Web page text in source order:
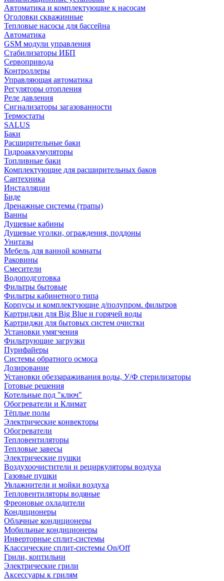
Автоматика и комплектующие к насосам
Оголовки скважинные
Тепловые насосы для бассейна
Автоматика
GSM модули управления
Стабилизаторы ИБП
Сервопривода
Контроллеры
Управляющая автоматика
Регуляторы отопления
Реле давления
Сигнализаторы загазованности
Термостаты
SALUS
Баки
Расширительные баки
Гидроаккумуляторы
Топливные баки
Комплектующие для расширительных баков
Сантехника
Инсталляции
Биде
Дренажные системы (трапы)
Ванны
Душевые кабины
Душевые уголки, ограждения, поддоны
Унитазы
Мебель для ванной комнаты
Раковины
Смесители
Водоподготовка
Фильтры бытовые
Фильтры кабинетного типа
Корпусы и комплектующие д/полупром. фильтров
Картриджи для Big Blue и горячей воды
Картриджи для бытовых систем очистки
Установки умягчения
Фильтрующие загрузки
Пурифайеры
Системы обратного осмоса
Дозирование
Установки обеззараживания воды, У/Ф стерилизаторы
Готовые решения
Котельные под "ключ"
Обогреватели и Климат
Тёплые полы
Электрические конвекторы
Обогреватели
Тепловентиляторы
Тепловые завесы
Электрические пушки
Воздухоочистители и рециркуляторы воздуха
Газовые пушки
Увлажнители и мойки воздуха
Тепловентиляторы водяные
Фреоновые охладители
Кондиционеры
Облачные кондиционеры
Мобильные кондиционеры
Инверторные сплит-системы
Классические сплит-системы On/Off
Грили, коптильни
Электрические грили
Аксессуары к грилям